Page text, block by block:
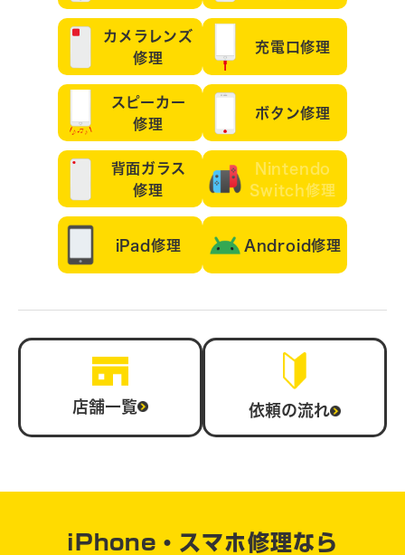
カメラレンズ
修理
充電口修理
スピーカー
修理
ボタン修理
背面ガラス
修理
Nintendo
Switch修理
iPad修理 Android修理
店舗一覧 依頼の流れ
iPhone・スマホ修理なら